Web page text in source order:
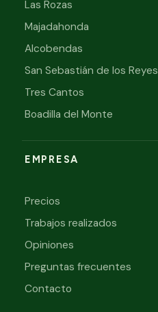
Las Rozas
Majadahonda
Alcobendas
San Sebastián de los Reyes
Tres Cantos
Boadilla del Monte
EMPRESA
Precios
Trabajos realizados
Opiniones
Preguntas frecuentes
Contacto